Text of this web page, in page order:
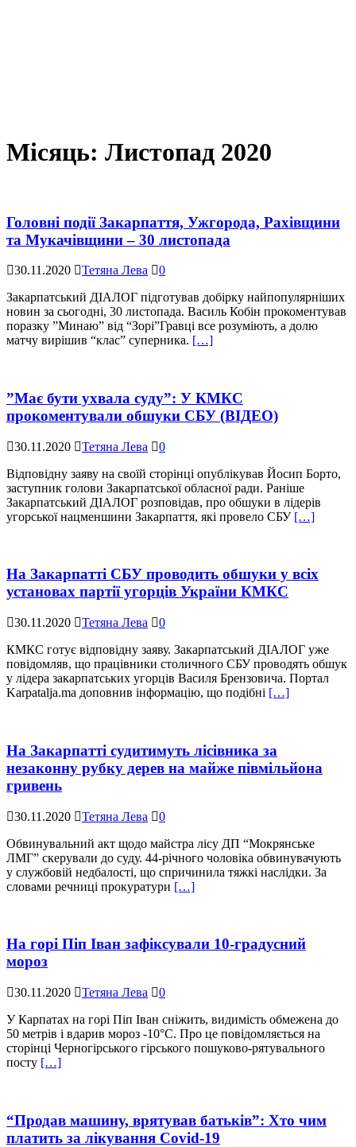
Місяць: Листопад 2020
Головні події Закарпаття, Ужгорода, Рахівщини
та Мукачівщини – 30 листопада
30.11.2020 Тетяна Лева
0
Закарпатський ДІАЛОГ підготував добірку найпопулярніших
новин за сьогодні, 30 листопада. Василь Кобін прокоментував
поразку ”Минаю” від “Зорі”Гравці все розуміють, а долю
матчу вирішив “клас” суперника. […]
”Має бути ухвала суду”: У КМКС
прокоментували обшуки СБУ (ВІДЕО)
30.11.2020 Тетяна Лева
0
Відповідну заяву на своїй сторінці опублікував Йосип Борто,
заступник голови Закарпатської обласної ради. Раніше
Закарпатський ДІАЛОГ розповідав, про обшуки в лідерів
угорської нацменшини Закарпаття, які провело СБУ […]
На Закарпатті СБУ проводить обшуки у всіх
установах партії угорців України КМКС
30.11.2020 Тетяна Лева
0
КМКС готує відповідну заяву. Закарпатський ДІАЛОГ уже
повідомляв, що працівники столичного СБУ проводять обшук
у лідера закарпатських угорців Василя Брензовича. Портал
Karpatalja.ma доповнив інформацію, що подібні […]
На Закарпатті судитимуть лісівника за
незаконну рубку дерев на майже півмільйона
гривень
30.11.2020 Тетяна Лева
0
Обвинувальний акт щодо майстра лісу ДП “Мокрянське
ЛМГ” скерували до суду. 44-річного чоловіка обвинувачують
у службовій недбалості, що спричинила тяжкі наслідки. За
словами речниці прокуратури […]
На горі Піп Іван зафіксували 10-градусний
мороз
30.11.2020 Тетяна Лева
0
У Карпатах на горі Піп Іван сніжить, видимість обмежена до
50 метрів і вдарив мороз -10°С. Про це повідомляється на
сторінці Черногірського гірського пошуково-рятувального
посту […]
“Продав машину, врятував батьків”: Хто чим
платить за лікування Covid-19